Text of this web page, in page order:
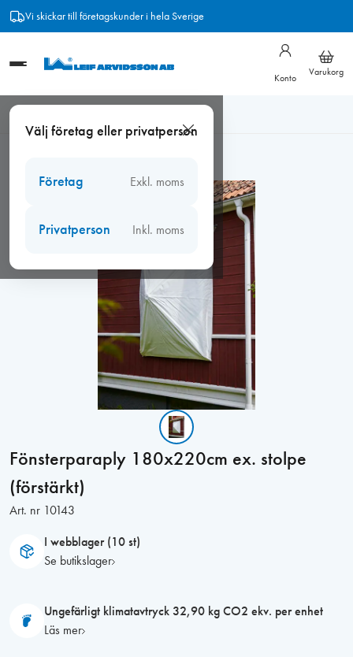
Hoppa
Vi skickar till företagskunder i hela Sverige
Konto
Varukorg
Välj företag eller privatperson
Företag Exkl. moms
Privatperson Inkl. moms
180x220cm ex. stolpe (förstärkt)
Fönsterparaply 180x220cm ex. stolpe
(förstärkt)
Art. nr 10143
I webblager (10 st)
Se butikslager
Ungefärligt klimatavtryck 32,90 kg CO2 ekv. per enhet
Läs mer